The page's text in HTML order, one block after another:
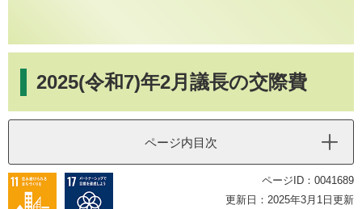
2025(令和7)年2月議長の交際費
ページ内目次
ページID：0041689
更新日：2025年3月1日更新